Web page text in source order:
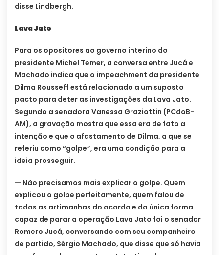
disse Lindbergh.
Lava Jato
Para os opositores ao governo interino do
presidente Michel Temer, a conversa entre Jucá e
Machado indica que o impeachment da presidente
Dilma Rousseff está relacionado a um suposto
pacto para deter as investigações da Lava Jato.
Segundo a senadora Vanessa Graziottin (PCdoB-
AM), a gravação mostra que essa era de fato a
intenção e que o afastamento de Dilma, a que se
referiu como “golpe”, era uma condição para a
ideia prosseguir.
— Não precisamos mais explicar o golpe. Quem
explicou o golpe perfeitamente, quem falou de
todas as artimanhas do acordo e da única forma
capaz de parar a operação Lava Jato foi o senador
Romero Jucá, conversando com seu companheiro
de partido, Sérgio Machado, que disse que só havia